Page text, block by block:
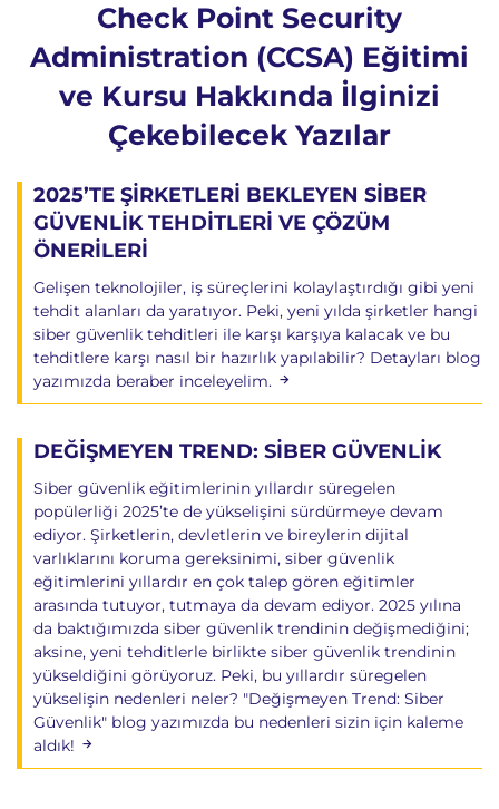
Check Point Security
Administration (CCSA) Eğitimi
ve Kursu Hakkında İlginizi
Çekebilecek Yazılar
2025’TE ŞİRKETLERİ BEKLEYEN SİBER
GÜVENLİK TEHDİTLERİ VE ÇÖZÜM
ÖNERİLERİ
Gelişen teknolojiler, iş süreçlerini kolaylaştırdığı gibi yeni
tehdit alanları da yaratıyor. Peki, yeni yılda şirketler hangi
siber güvenlik tehditleri ile karşı karşıya kalacak ve bu
tehditlere karşı nasıl bir hazırlık yapılabilir? Detayları blog
yazımızda beraber inceleyelim.
DEĞİŞMEYEN TREND: SİBER GÜVENLİK
Siber güvenlik eğitimlerinin yıllardır süregelen
popülerliği 2025’te de yükselişini sürdürmeye devam
ediyor. Şirketlerin, devletlerin ve bireylerin dijital
varlıklarını koruma gereksinimi, siber güvenlik
eğitimlerini yıllardır en çok talep gören eğitimler
arasında tutuyor, tutmaya da devam ediyor. 2025 yılına
da baktığımızda siber güvenlik trendinin değişmediğini;
aksine, yeni tehditlerle birlikte siber güvenlik trendinin
yükseldiğini görüyoruz. Peki, bu yıllardır süregelen
yükselişin nedenleri neler? "Değişmeyen Trend: Siber
Güvenlik" blog yazımızda bu nedenleri sizin için kaleme
aldık!